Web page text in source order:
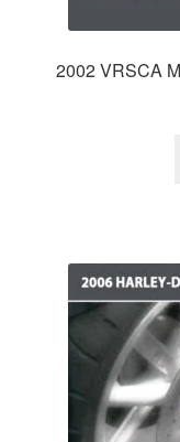
2002 VRSCA